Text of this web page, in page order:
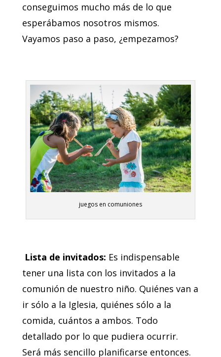
conseguimos mucho más de lo que
esperábamos nosotros mismos.
Vayamos paso a paso, ¿empezamos?
juegos en comuniones
Lista de invitados: Es indispensable
tener una lista con los invitados a la
comunión de nuestro niño. Quiénes van a
ir sólo a la Iglesia, quiénes sólo a la
comida, cuántos a ambos. Todo
detallado por lo que pudiera ocurrir.
Será más sencillo planificarse entonces.